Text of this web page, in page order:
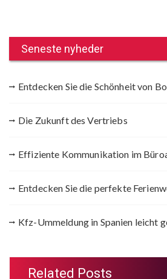
Seneste nyheder
Entdecken Sie die Schönheit von
Die Zukunft des Vertriebs
Effiziente Kommunikation im
Entdecken Sie die perfekte
Kfz-Ummeldung in Spanien leicht
Related Posts